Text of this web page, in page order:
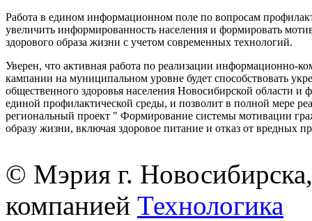
Работа в едином информационном поле по вопросам
увеличить информированность населения и формировать
здорового образа жизни с учетом современных технологий.
Уверен, что активная работа по реализации информационно-
кампании на муниципальном уровне будет способствовать
общественного здоровья населения Новосибирской области и
единой профилактической среды, и позволит в полной мере
региональный проект " Формирование системы мотивации
образу жизни, включая здоровое питание и отказ от вредных
© Мэрия г.
компанией Технологика